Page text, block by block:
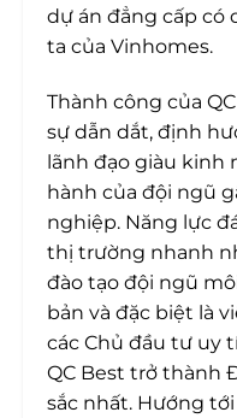
dự án đẳng cấp có
ta của Vinhomes.
Thành công của
sự dẫn dắt, định
lãnh đạo giàu kinh
hành của đội ngũ
nghiệp. Năng lực
thị trường nhanh
đào tạo đội ngũ
bản và đặc biệt là
các Chủ đầu tư uy
QC Best trở thành
sắc nhất. Hướng